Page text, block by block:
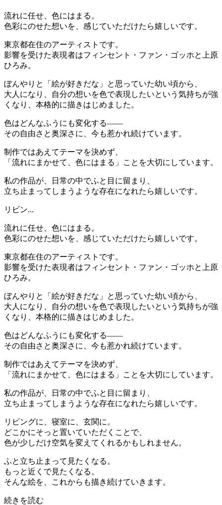
流れに任せ、色にはまる。
色彩にのせた想いを、感じていただけたら嬉しいです。
東京都在住のアーティストです。
影響を受けた表現者はフィンセント・ファン・ゴッホと上原
ひろみ。
ぼんやりと「絵が好きだな」と思っていた幼い頃から、
大人になり、自分の想いを色で表現したいという気持ちが強
くなり、本格的に描きはじめました。
色はどんなふうにも変化する――
その自由さと奥深さに、今も惹かれ続けています。
制作ではあえてテーマを決めず、
「流れにまかせて、色にはまる」ことを大切にしています。
私の作品が、日常の中でふと目に留まり、
立ち止まってしまうような存在になれたら嬉しいです。
リビン...
流れに任せ、色にはまる。
色彩にのせた想いを、感じていただけたら嬉しいです。
東京都在住のアーティストです。
影響を受けた表現者はフィンセント・ファン・ゴッホと上原
ひろみ。
ぼんやりと「絵が好きだな」と思っていた幼い頃から、
大人になり、自分の想いを色で表現したいという気持ちが強
くなり、本格的に描きはじめました。
色はどんなふうにも変化する――
その自由さと奥深さに、今も惹かれ続けています。
制作ではあえてテーマを決めず、
「流れにまかせて、色にはまる」ことを大切にしています。
私の作品が、日常の中でふと目に留まり、
立ち止まってしまうような存在になれたら嬉しいです。
リビングに、寝室に、玄関に。
どこかにそっと置いていただくことで、
色が少しだけ空気を変えてくれるかもしれません。
ふと立ち止まって見たくなる。
もっと近くで見たくなる。
そんな絵を、これからも描き続けていきます。
続きを読む